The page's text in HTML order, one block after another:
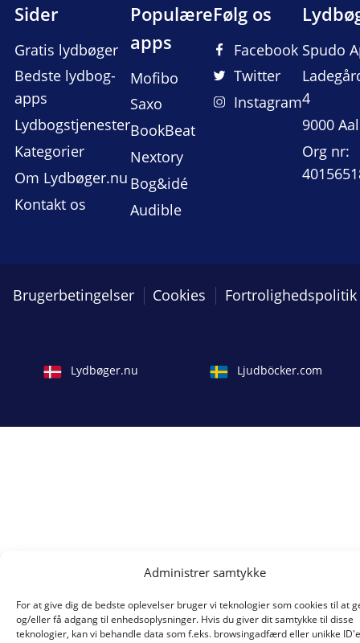
Administrer samtykke
For at give dig de bedste oplevelser bruger vi teknologier som cookies til at
og/eller få adgang til enhedsoplysninger. Hvis du giver dit samtykke til disse
teknologier, kan vi behandle data som f.eks. browsingadfærd eller unikke
Sider
Gratis lydbøger
Bedste lydbog-
apps
Lydbogstjenester
Kategorier
Om Lydbøger.nu
Kontakt os
Populære
apps
Mofibo
Saxo
BookBeat
Nextory
Bog&idé
Audible
Følg os
Facebook
Twitter
Instagram
Spudo
4
9000
Org nr:
Brugerbetingelser Cookies Fortrolighedspolitik
Lydbøger.nu Ljudböcker.com